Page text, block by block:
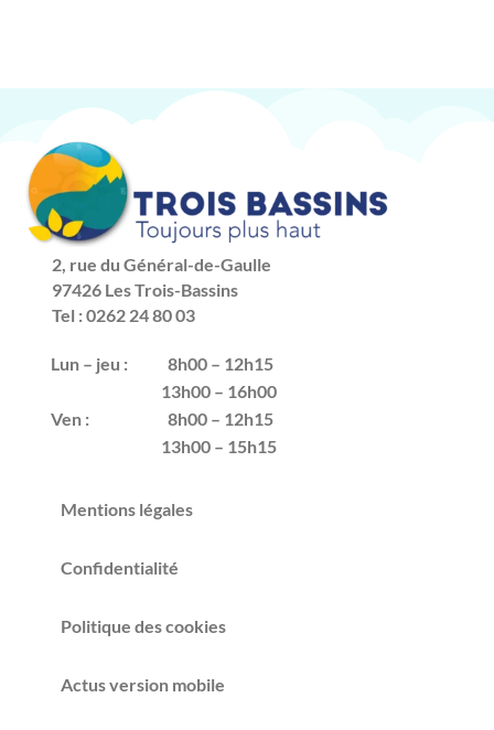
2, rue du Général-de-Gaulle
97426 Les Trois-Bassins
Tel : 0262 24 80 03
Lun – jeu :
8h00 – 12h15
13h00 – 16h00
Ven :
8h00 – 12h15
13h00 – 15h15
Mentions légales
Confidentialité
Politique des cookies
Actus version mobile